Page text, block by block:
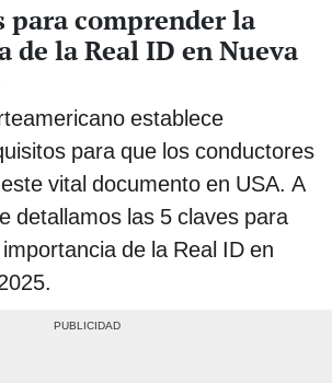
para comprender la
de la Real ID en Nueva
establece
para que los conductores
vital documento en USA. A
detallamos las 5 claves para
de la Real ID en